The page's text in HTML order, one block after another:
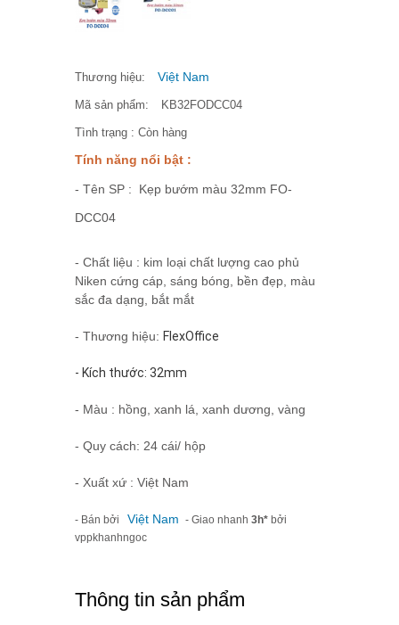
Thương hiệu: Việt Nam
Mã sản phẩm: KB32FODCC04
Tình trạng : Còn hàng
Tính năng nổi bật :
- Tên SP : Kẹp bướm màu 32mm FO-
DCC04
- Chất liệu : kim loại chất lượng cao phủ
Niken cứng cáp, sáng bóng, bền đẹp, màu
sắc đa dạng, bắt mắt
- Thương hiệu: FlexOffice
- Kích thước: 32mm
- Màu : hồng, xanh lá, xanh dương, vàng
- Quy cách: 24 cái/ hộp
- Xuất xứ : Việt Nam
- Bán bởi Việt Nam - Giao nhanh 3h* bởi
vppkhanhngoc
Thông tin sản phẩm